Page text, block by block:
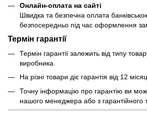
Онлайн-оплата на сайті
Швидка та безпечна оплата
безпосередньо під час оформлення
Термін гарантії
Термін гарантії залежить від типу
виробника.
На різні товари діє гарантія від 12
Точну інформацію про гарантію ви
нашого менеджера або з гарантійного